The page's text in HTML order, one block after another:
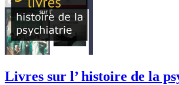
Livres sur l’ histoire de la